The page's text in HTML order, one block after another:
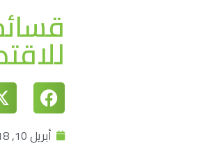
أبريل 10, 2018